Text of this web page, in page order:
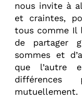
nous invite à
et craintes,
tous comme Il
de partager
sommes et
que l’autre
différences
mutuellement.